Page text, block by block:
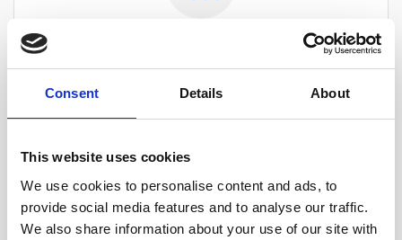
Consent Details About
This website uses cookies
We use cookies to personalise content and ads, to
provide social media features and to analyse our traffic.
We also share information about your use of our site with
CV Ketel onderhoud
Professionele installatie en onderhoud van CV-
ketels. Bespaar op energiekosten met een
Neem contact op!
Meer weten?